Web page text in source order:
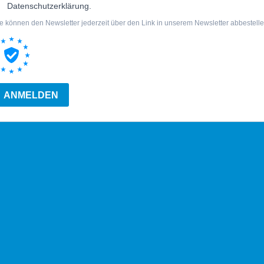
Datenschutzerklärung.
können den Newsletter jederzeit über den Link in unserem Newsletter
ANMELDEN